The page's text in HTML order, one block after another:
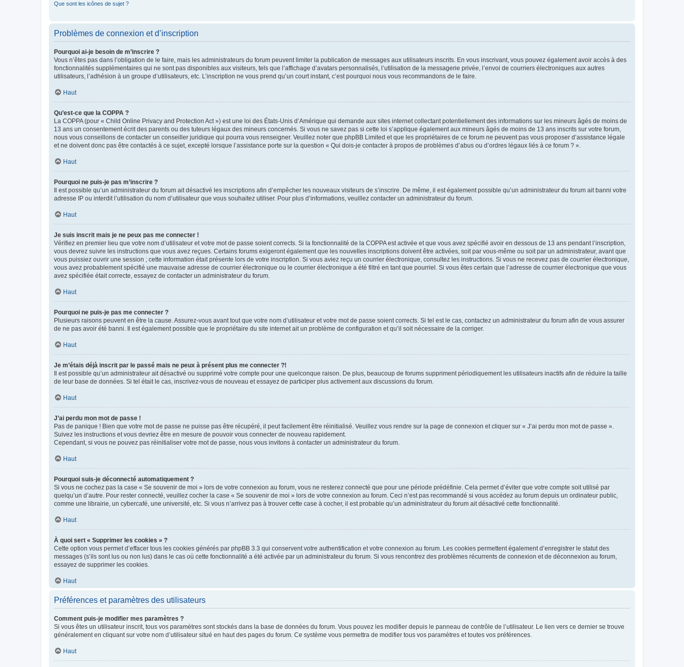
Que sont les icônes de sujet ?
Problèmes de connexion et d’inscription
Pourquoi ai-je besoin de m’inscrire ?
Vous n’êtes pas dans l’obligation de le faire, mais les administrateurs du forum peuvent limiter la publication de messages aux utilisateurs inscrits. En vous inscrivant, vous pouvez également avoir accès à des
fonctionnalités supplémentaires qui ne sont pas disponibles aux visiteurs, tels que l’affichage d’avatars personnalisés, l’utilisation de la messagerie privée, l’envoi de courriers électroniques aux autres
utilisateurs, l’adhésion à un groupe d’utilisateurs, etc. L’inscription ne vous prend qu’un court instant, c’est pourquoi nous vous recommandons de le faire.
Haut
Qu’est-ce que la COPPA ?
La COPPA (pour « Child Online Privacy and Protection Act ») est une loi des États-Unis d’Amérique qui demande aux sites internet collectant potentiellement des informations sur les mineurs âgés de moins de
13 ans un consentement écrit des parents ou des tuteurs légaux des mineurs concernés. Si vous ne savez pas si cette loi s’applique également aux mineurs âgés de moins de 13 ans inscrits sur votre forum,
nous vous conseillons de contacter un conseiller juridique qui pourra vous renseigner. Veuillez noter que phpBB Limited et que les propriétaires de ce forum ne peuvent pas vous proposer d’assistance légale
et ne doivent donc pas être contactés à ce sujet, excepté lorsque l’assistance porte sur la question « Qui dois-je contacter à propos de problèmes d’abus ou d’ordres légaux liés à ce forum ? ».
Haut
Pourquoi ne puis-je pas m’inscrire ?
Il est possible qu’un administrateur du forum ait désactivé les inscriptions afin d’empêcher les nouveaux visiteurs de s’inscrire. De même, il est également possible qu’un administrateur du forum ait banni votre
adresse IP ou interdit l’utilisation du nom d’utilisateur que vous souhaitez utiliser. Pour plus d’informations, veuillez contacter un administrateur du forum.
Haut
Je suis inscrit mais je ne peux pas me connecter !
Vérifiez en premier lieu que votre nom d’utilisateur et votre mot de passe soient corrects. Si la fonctionnalité de la COPPA est activée et que vous avez spécifié avoir en dessous de 13 ans pendant l’inscription,
vous devrez suivre les instructions que vous avez reçues. Certains forums exigeront également que les nouvelles inscriptions doivent être activées, soit par vous-même ou soit par un administrateur, avant que
vous puissiez ouvrir une session ; cette information était présente lors de votre inscription. Si vous aviez reçu un courrier électronique, consultez les instructions. Si vous ne recevez pas de courrier électronique,
vous avez probablement spécifié une mauvaise adresse de courrier électronique ou le courrier électronique a été filtré en tant que pourriel. Si vous êtes certain que l’adresse de courrier électronique que vous
avez spécifiée était correcte, essayez de contacter un administrateur du forum.
Haut
Pourquoi ne puis-je pas me connecter ?
Plusieurs raisons peuvent en être la cause. Assurez-vous avant tout que votre nom d’utilisateur et votre mot de passe soient corrects. Si tel est le cas, contactez un administrateur du forum afin de vous assurer
de ne pas avoir été banni. Il est également possible que le propriétaire du site internet ait un problème de configuration et qu’il soit nécessaire de la corriger.
Haut
Je m’étais déjà inscrit par le passé mais ne peux à présent plus me connecter ?!
Il est possible qu’un administrateur ait désactivé ou supprimé votre compte pour une quelconque raison. De plus, beaucoup de forums suppriment périodiquement les utilisateurs inactifs afin de réduire la taille
de leur base de données. Si tel était le cas, inscrivez-vous de nouveau et essayez de participer plus activement aux discussions du forum.
Haut
J’ai perdu mon mot de passe !
Pas de panique ! Bien que votre mot de passe ne puisse pas être récupéré, il peut facilement être réinitialisé. Veuillez vous rendre sur la page de connexion et cliquer sur « J’ai perdu mon mot de passe ».
Suivez les instructions et vous devriez être en mesure de pouvoir vous connecter de nouveau rapidement.
Cependant, si vous ne pouvez pas réinitialiser votre mot de passe, nous vous invitons à contacter un administrateur du forum.
Haut
Pourquoi suis-je déconnecté automatiquement ?
Si vous ne cochez pas la case « Se souvenir de moi » lors de votre connexion au forum, vous ne resterez connecté que pour une période prédéfinie. Cela permet d’éviter que votre compte soit utilisé par
quelqu’un d’autre. Pour rester connecté, veuillez cocher la case « Se souvenir de moi » lors de votre connexion au forum. Ceci n’est pas recommandé si vous accédez au forum depuis un ordinateur public,
comme une librairie, un cybercafé, une université, etc. Si vous n’arrivez pas à trouver cette case à cocher, il est probable qu’un administrateur du forum ait désactivé cette fonctionnalité.
Haut
À quoi sert « Supprimer les cookies » ?
Cette option vous permet d’effacer tous les cookies générés par phpBB 3.3 qui conservent votre authentification et votre connexion au forum. Les cookies permettent également d’enregistrer le statut des
messages (s’ils sont lus ou non lus) dans le cas où cette fonctionnalité a été activée par un administrateur du forum. Si vous rencontrez des problèmes récurrents de connexion et de déconnexion au forum,
essayez de supprimer les cookies.
Haut
Préférences et paramètres des utilisateurs
Comment puis-je modifier mes paramètres ?
Si vous êtes un utilisateur inscrit, tous vos paramètres sont stockés dans la base de données du forum. Vous pouvez les modifier depuis le panneau de contrôle de l’utilisateur. Le lien vers ce dernier se trouve
généralement en cliquant sur votre nom d’utilisateur situé en haut des pages du forum. Ce système vous permettra de modifier tous vos paramètres et toutes vos préférences.
Haut